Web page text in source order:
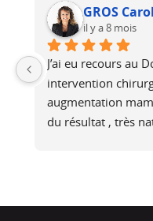
GROS
il y a 8 mois
J’ai eu recours au
intervention
augmentation
du résultat , très
été de très bons